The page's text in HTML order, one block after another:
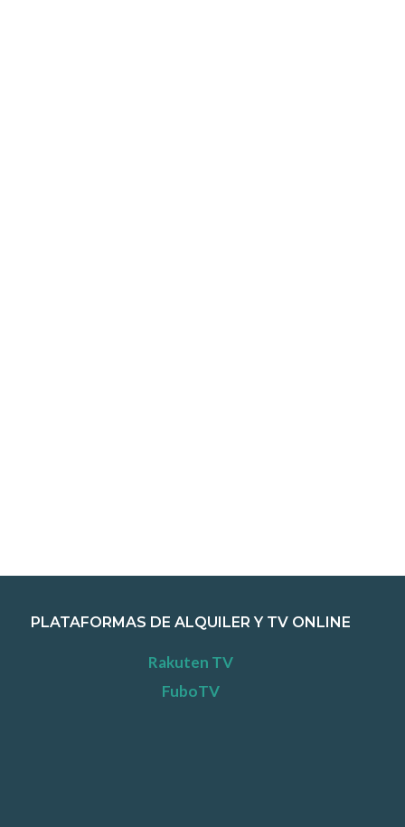
PLATAFORMAS DE ALQUILER Y TV ONLINE
Rakuten TV
FuboTV